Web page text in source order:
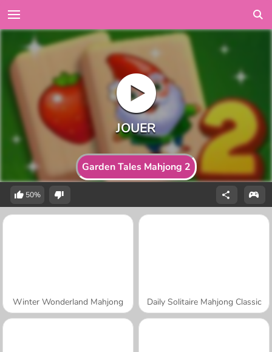
Garden Tales Mahjong 2
50%
Winter Wonderland Mahjong Daily Solitaire Mahjong Classic